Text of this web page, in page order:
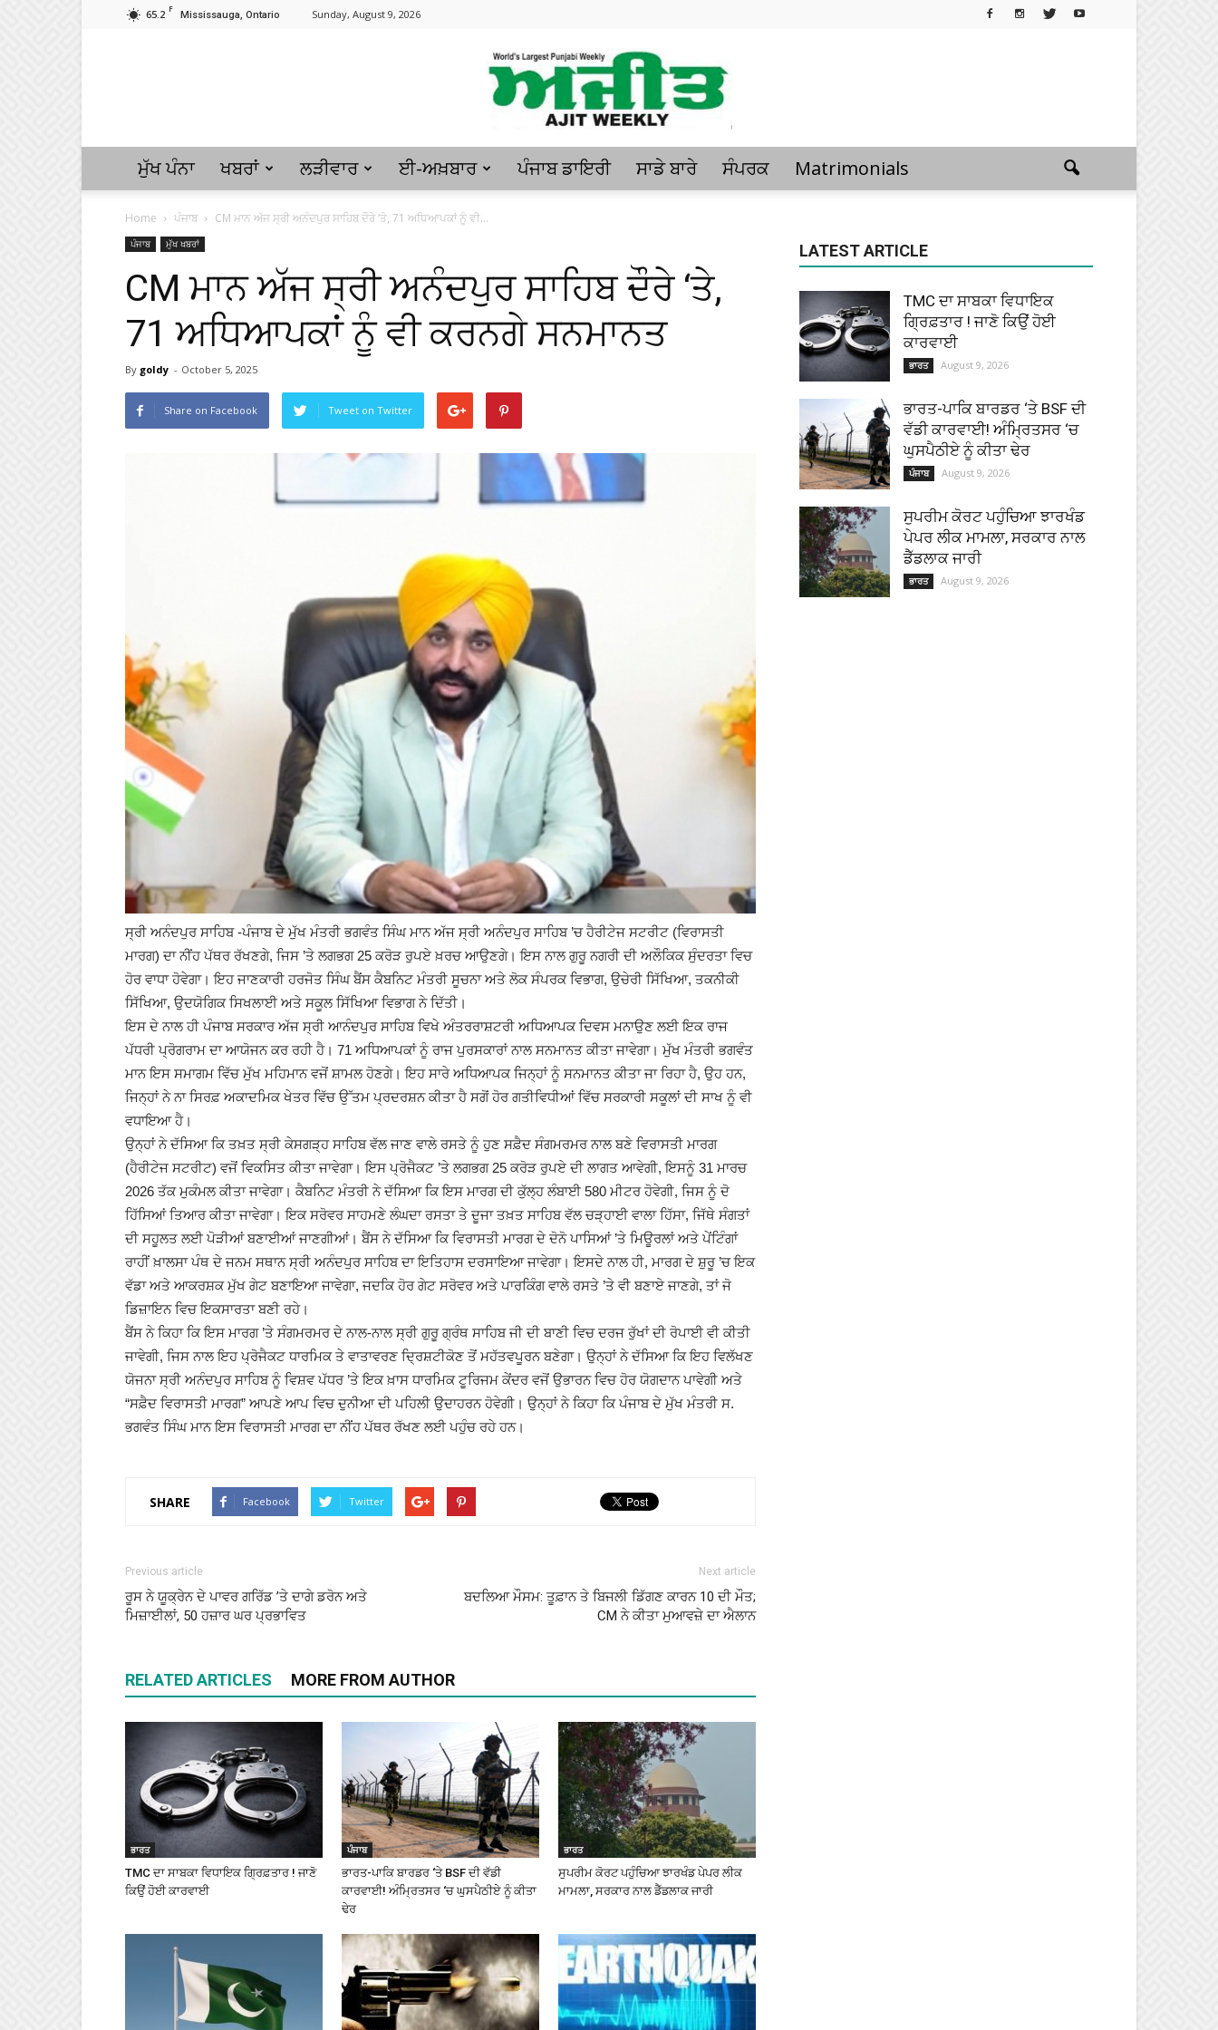
65.2 F
Mississauga, Ontario Sunday, August 9, 2026
Ajitweekly
:
Ajit
(Ajit
ਮੁੱਖ ਪੰਨਾ ਖਬਰਾਂ ਲੜੀਵਾਰ ਈ-ਅਖ਼ਬਾਰ ਪੰਜਾਬ ਡਾਇਰੀ ਸਾਡੇ ਬਾਰੇ ਸੰਪਰਕ Matrimonials
Home ਪੰਜਾਬ CM ਮਾਨ ਅੱਜ ਸ੍ਰੀ ਅਨੰਦਪੁਰ ਸਾਹਿਬ ਦੌਰੇ ‘ਤੇ, 71 ਅਧਿਆਪਕਾਂ ਨੂੰ ਵੀ...
ਪੰਜਾਬ ਮੁੱਖ ਖਬਰਾਂ
CM ਮਾਨ ਅੱਜ ਸ੍ਰੀ ਅਨੰਦਪੁਰ ਸਾਹਿਬ ਦੌਰੇ ‘ਤੇ,
71 ਅਧਿਆਪਕਾਂ ਨੂੰ ਵੀ ਕਰਨਗੇ ਸਨਮਾਨਤ
By goldy - October 5, 2025
Share on Facebook Tweet on Twitter
ਸ੍ਰੀ ਅਨੰਦਪੁਰ ਸਾਹਿਬ -ਪੰਜਾਬ ਦੇ ਮੁੱਖ ਮੰਤਰੀ ਭਗਵੰਤ ਸਿੰਘ ਮਾਨ ਅੱਜ ਸ੍ਰੀ ਅਨੰਦਪੁਰ ਸਾਹਿਬ ’ਚ ਹੈਰੀਟੇਜ ਸਟਰੀਟ (ਵਿਰਾਸਤੀ
ਮਾਰਗ) ਦਾ ਨੀਂਹ ਪੱਥਰ ਰੱਖਣਗੇ, ਜਿਸ ’ਤੇ ਲਗਭਗ 25 ਕਰੋੜ ਰੁਪਏ ਖ਼ਰਚ ਆਉਣਗੇ। ਇਸ ਨਾਲ ਗੁਰੂ ਨਗਰੀ ਦੀ ਅਲੌਕਿਕ ਸੁੰਦਰਤਾ ਵਿਚ
ਹੋਰ ਵਾਧਾ ਹੋਵੇਗਾ। ਇਹ ਜਾਣਕਾਰੀ ਹਰਜੋਤ ਸਿੰਘ ਬੈਂਸ ਕੈਬਨਿਟ ਮੰਤਰੀ ਸੂਚਨਾ ਅਤੇ ਲੋਕ ਸੰਪਰਕ ਵਿਭਾਗ, ਉਚੇਰੀ ਸਿੱਖਿਆ, ਤਕਨੀਕੀ
ਸਿੱਖਿਆ, ਉਦਯੋਗਿਕ ਸਿਖਲਾਈ ਅਤੇ ਸਕੂਲ ਸਿੱਖਿਆ ਵਿਭਾਗ ਨੇ ਦਿੱਤੀ।
ਇਸ ਦੇ ਨਾਲ ਹੀ ਪੰਜਾਬ ਸਰਕਾਰ ਅੱਜ ਸ੍ਰੀ ਆਨੰਦਪੁਰ ਸਾਹਿਬ ਵਿਖੇ ਅੰਤਰਰਾਸ਼ਟਰੀ ਅਧਿਆਪਕ ਦਿਵਸ ਮਨਾਉਣ ਲਈ ਇਕ ਰਾਜ
ਪੱਧਰੀ ਪ੍ਰੋਗਰਾਮ ਦਾ ਆਯੋਜਨ ਕਰ ਰਹੀ ਹੈ। 71 ਅਧਿਆਪਕਾਂ ਨੂੰ ਰਾਜ ਪੁਰਸਕਾਰਾਂ ਨਾਲ ਸਨਮਾਨਤ ਕੀਤਾ ਜਾਵੇਗਾ। ਮੁੱਖ ਮੰਤਰੀ ਭਗਵੰਤ
ਮਾਨ ਇਸ ਸਮਾਗਮ ਵਿੱਚ ਮੁੱਖ ਮਹਿਮਾਨ ਵਜੋਂ ਸ਼ਾਮਲ ਹੋਣਗੇ। ਇਹ ਸਾਰੇ ਅਧਿਆਪਕ ਜਿਨ੍ਹਾਂ ਨੂੰ ਸਨਮਾਨਤ ਕੀਤਾ ਜਾ ਰਿਹਾ ਹੈ, ਉਹ ਹਨ,
ਜਿਨ੍ਹਾਂ ਨੇ ਨਾ ਸਿਰਫ਼ ਅਕਾਦਮਿਕ ਖੇਤਰ ਵਿੱਚ ਉੱਤਮ ਪ੍ਰਦਰਸ਼ਨ ਕੀਤਾ ਹੈ ਸਗੋਂ ਹੋਰ ਗਤੀਵਿਧੀਆਂ ਵਿੱਚ ਸਰਕਾਰੀ ਸਕੂਲਾਂ ਦੀ ਸਾਖ ਨੂੰ ਵੀ
ਵਧਾਇਆ ਹੈ।
ਉਨ੍ਹਾਂ ਨੇ ਦੱਸਿਆ ਕਿ ਤਖ਼ਤ ਸ੍ਰੀ ਕੇਸਗੜ੍ਹ ਸਾਹਿਬ ਵੱਲ ਜਾਣ ਵਾਲੇ ਰਸਤੇ ਨੂੰ ਹੁਣ ਸਫ਼ੈਦ ਸੰਗਮਰਮਰ ਨਾਲ ਬਣੇ ਵਿਰਾਸਤੀ ਮਾਰਗ
(ਹੈਰੀਟੇਜ ਸਟਰੀਟ) ਵਜੋਂ ਵਿਕਸਿਤ ਕੀਤਾ ਜਾਵੇਗਾ। ਇਸ ਪ੍ਰੋਜੈਕਟ ’ਤੇ ਲਗਭਗ 25 ਕਰੋੜ ਰੁਪਏ ਦੀ ਲਾਗਤ ਆਵੇਗੀ, ਇਸਨੂੰ 31 ਮਾਰਚ
2026 ਤੱਕ ਮੁਕੰਮਲ ਕੀਤਾ ਜਾਵੇਗਾ। ਕੈਬਨਿਟ ਮੰਤਰੀ ਨੇ ਦੱਸਿਆ ਕਿ ਇਸ ਮਾਰਗ ਦੀ ਕੁੱਲ੍ਹ ਲੰਬਾਈ 580 ਮੀਟਰ ਹੋਵੇਗੀ, ਜਿਸ ਨੂੰ ਦੋ
ਹਿੱਸਿਆਂ ਤਿਆਰ ਕੀਤਾ ਜਾਵੇਗਾ। ਇਕ ਸਰੋਵਰ ਸਾਹਮਣੇ ਲੰਘਦਾ ਰਸਤਾ ਤੇ ਦੂਜਾ ਤਖ਼ਤ ਸਾਹਿਬ ਵੱਲ ਚੜ੍ਹਾਈ ਵਾਲਾ ਹਿੱਸਾ, ਜਿੱਥੇ ਸੰਗਤਾਂ
ਦੀ ਸਹੂਲਤ ਲਈ ਪੋੜੀਆਂ ਬਣਾਈਆਂ ਜਾਣਗੀਆਂ। ਬੈਂਸ ਨੇ ਦੱਸਿਆ ਕਿ ਵਿਰਾਸਤੀ ਮਾਰਗ ਦੇ ਦੋਨੋ ਪਾਸਿਆਂ ’ਤੇ ਮਿਊਰਲਾਂ ਅਤੇ ਪੇਂਟਿੰਗਾਂ
ਰਾਹੀਂ ਖ਼ਾਲਸਾ ਪੰਥ ਦੇ ਜਨਮ ਸਥਾਨ ਸ੍ਰੀ ਅਨੰਦਪੁਰ ਸਾਹਿਬ ਦਾ ਇਤਿਹਾਸ ਦਰਸਾਇਆ ਜਾਵੇਗਾ। ਇਸਦੇ ਨਾਲ ਹੀ, ਮਾਰਗ ਦੇ ਸ਼ੁਰੂ ’ਚ ਇਕ
ਵੱਡਾ ਅਤੇ ਆਕਰਸ਼ਕ ਮੁੱਖ ਗੇਟ ਬਣਾਇਆ ਜਾਵੇਗਾ, ਜਦਕਿ ਹੋਰ ਗੇਟ ਸਰੋਵਰ ਅਤੇ ਪਾਰਕਿੰਗ ਵਾਲੇ ਰਸਤੇ ’ਤੇ ਵੀ ਬਣਾਏ ਜਾਣਗੇ, ਤਾਂ ਜੋ
ਡਿਜ਼ਾਇਨ ਵਿਚ ਇਕਸਾਰਤਾ ਬਣੀ ਰਹੇ।
ਬੈਂਸ ਨੇ ਕਿਹਾ ਕਿ ਇਸ ਮਾਰਗ ’ਤੇ ਸੰਗਮਰਮਰ ਦੇ ਨਾਲ-ਨਾਲ ਸ੍ਰੀ ਗੁਰੂ ਗ੍ਰੰਥ ਸਾਹਿਬ ਜੀ ਦੀ ਬਾਣੀ ਵਿਚ ਦਰਜ ਰੁੱਖਾਂ ਦੀ ਰੋਪਾਈ ਵੀ ਕੀਤੀ
ਜਾਵੇਗੀ, ਜਿਸ ਨਾਲ ਇਹ ਪ੍ਰੋਜੈਕਟ ਧਾਰਮਿਕ ਤੇ ਵਾਤਾਵਰਣ ਦ੍ਰਿਸ਼ਟੀਕੋਣ ਤੋਂ ਮਹੱਤਵਪੂਰਨ ਬਣੇਗਾ। ਉਨ੍ਹਾਂ ਨੇ ਦੱਸਿਆ ਕਿ ਇਹ ਵਿਲੱਖਣ
ਯੋਜਨਾ ਸ੍ਰੀ ਅਨੰਦਪੁਰ ਸਾਹਿਬ ਨੂੰ ਵਿਸ਼ਵ ਪੱਧਰ ’ਤੇ ਇਕ ਖ਼ਾਸ ਧਾਰਮਿਕ ਟੂਰਿਜਮ ਕੇਂਦਰ ਵਜੋਂ ਉਭਾਰਨ ਵਿਚ ਹੋਰ ਯੋਗਦਾਨ ਪਾਵੇਗੀ ਅਤੇ
“ਸਫ਼ੈਦ ਵਿਰਾਸਤੀ ਮਾਰਗ” ਆਪਣੇ ਆਪ ਵਿਚ ਦੁਨੀਆ ਦੀ ਪਹਿਲੀ ਉਦਾਹਰਨ ਹੋਵੇਗੀ। ਉਨ੍ਹਾਂ ਨੇ ਕਿਹਾ ਕਿ ਪੰਜਾਬ ਦੇ ਮੁੱਖ ਮੰਤਰੀ ਸ.
ਭਗਵੰਤ ਸਿੰਘ ਮਾਨ ਇਸ ਵਿਰਾਸਤੀ ਮਾਰਗ ਦਾ ਨੀਂਹ ਪੱਥਰ ਰੱਖਣ ਲਈ ਪਹੁੰਚ ਰਹੇ ਹਨ।
SHARE Facebook Twitter
Previous article
ਰੂਸ ਨੇ ਯੂਕ੍ਰੇਨ ਦੇ ਪਾਵਰ ਗਰਿੱਡ ’ਤੇ ਦਾਗੇ ਡਰੋਨ ਅਤੇ
ਮਿਜ਼ਾਈਲਾਂ, 50 ਹਜ਼ਾਰ ਘਰ ਪ੍ਰਭਾਵਿਤ
Next article
ਬਦਲਿਆ ਮੌਸਮ: ਤੂਫ਼ਾਨ ਤੇ ਬਿਜਲੀ ਡਿੱਗਣ ਕਾਰਨ 10 ਦੀ ਮੌਤ;
CM ਨੇ ਕੀਤਾ ਮੁਆਵਜ਼ੇ ਦਾ ਐਲਾਨ
RELATED ARTICLES MORE FROM AUTHOR
ਭਾਰਤ
TMC ਦਾ ਸਾਬਕਾ ਵਿਧਾਇਕ ਗ੍ਰਿਫ਼ਤਾਰ ! ਜਾਣੋ
ਕਿਉਂ ਹੋਈ ਕਾਰਵਾਈ
ਪੰਜਾਬ
ਭਾਰਤ-ਪਾਕਿ ਬਾਰਡਰ ‘ਤੇ BSF ਦੀ ਵੱਡੀ
ਕਾਰਵਾਈ! ਅੰਮ੍ਰਿਤਸਰ ‘ਚ ਘੁਸਪੈਠੀਏ ਨੂੰ ਕੀਤਾ
ਢੇਰ
ਭਾਰਤ
ਸੁਪਰੀਮ ਕੋਰਟ ਪਹੁੰਚਿਆ ਝਾਰਖੰਡ ਪੇਪਰ ਲੀਕ
ਮਾਮਲਾ, ਸਰਕਾਰ ਨਾਲ ਡੈੱਡਲਾਕ ਜਾਰੀ
LATEST ARTICLE
TMC ਦਾ ਸਾਬਕਾ ਵਿਧਾਇਕ
ਗ੍ਰਿਫ਼ਤਾਰ ! ਜਾਣੋ ਕਿਉਂ ਹੋਈ
ਕਾਰਵਾਈ
ਭਾਰਤ August 9, 2026
ਭਾਰਤ-ਪਾਕਿ ਬਾਰਡਰ ‘ਤੇ BSF ਦੀ
ਵੱਡੀ ਕਾਰਵਾਈ! ਅੰਮ੍ਰਿਤਸਰ ‘ਚ
ਘੁਸਪੈਠੀਏ ਨੂੰ ਕੀਤਾ ਢੇਰ
ਪੰਜਾਬ August 9, 2026
ਸੁਪਰੀਮ ਕੋਰਟ ਪਹੁੰਚਿਆ ਝਾਰਖੰਡ
ਪੇਪਰ ਲੀਕ ਮਾਮਲਾ, ਸਰਕਾਰ ਨਾਲ
ਡੈੱਡਲਾਕ ਜਾਰੀ
ਭਾਰਤ August 9, 2026